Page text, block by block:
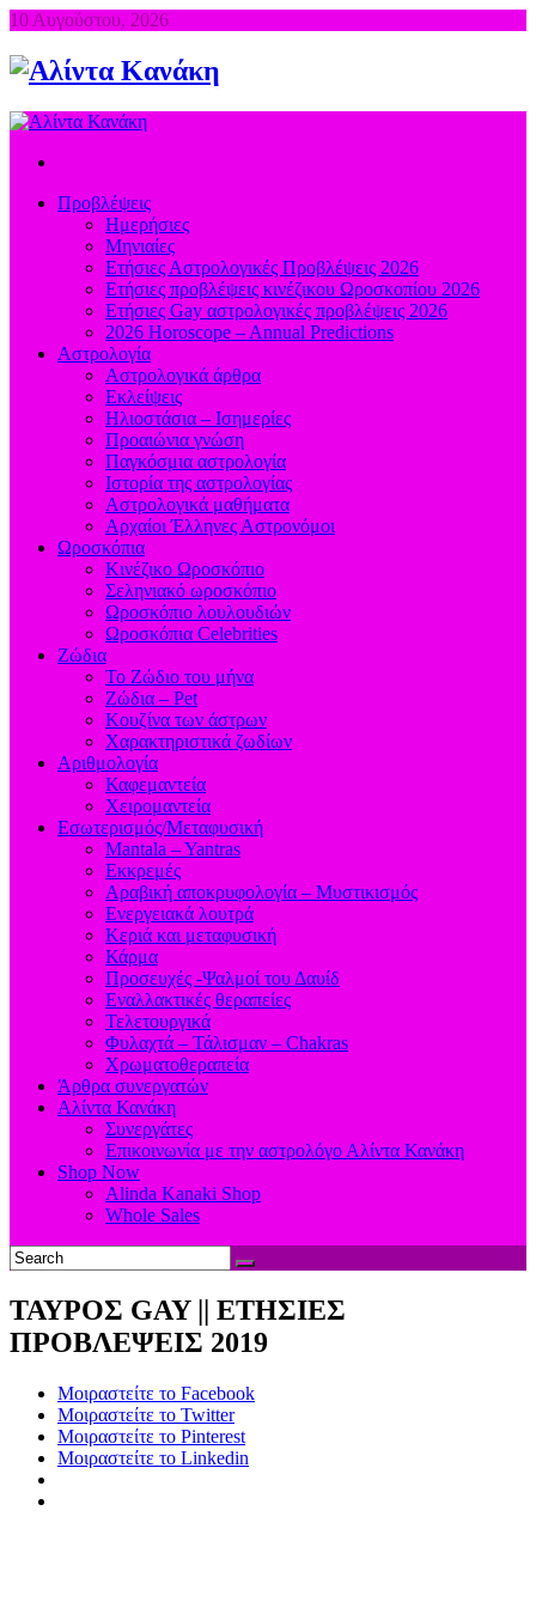
10 Αυγούστου, 2026
Προβλέψεις
Ημερήσιες
Μηνιαίες
Ετήσιες Αστρολογικές Προβλέψεις 2026
Ετήσιες προβλέψεις κινέζικου Ωροσκοπίου 2026
Ετήσιες Gay αστρολογικές προβλέψεις 2026
2026 Horoscope – Annual Predictions
Αστρολογία
Αστρολογικά άρθρα
Εκλείψεις
Ηλιοστάσια – Ισημερίες
Προαιώνια γνώση
Παγκόσμια αστρολογία
Ιστορία της αστρολογίας
Aστρολογικά μαθήματα
Aρχαίοι Έλληνες Αστρονόμοι
Ωροσκόπια
Κινέζικο Ωροσκόπιο
Σεληνιακό ωροσκόπιο
Ωροσκόπιο λουλουδιών
Ωροσκόπια Celebrities
Ζώδια
Το Ζώδιο του μήνα
Ζώδια – Pet
Κουζίνα των άστρων
Χαρακτηριστικά ζωδίων
Αριθμολογία
Καφεμαντεία
Χειρομαντεία
Εσωτερισμός/Μεταφυσική
Mantala – Yantras
Εκκρεμές
Αραβική αποκρυφολογία – Μυστικισμός
Ενεργειακά λουτρά
Κεριά και μεταφυσική
Κάρμα
Προσευχές -Ψαλμοί του Δαυίδ
Εναλλακτικές θεραπείες
Τελετουργικά
Φυλαχτά – Τάλισμαν – Chakras
Χρωματοθεραπεία
Άρθρα συνεργατών
Αλίντα Κανάκη
Συνεργάτες
Επικοινωνία με την αστρολόγο Αλίντα Κανάκη
Shop Now
Alinda Kanaki Shop
Whole Sales
ΤΑΥΡΟΣ GAY || ΕΤΗΣΙΕΣ
ΠΡΟΒΛΕΨΕΙΣ 2019
Μοιραστείτε το Facebook
Μοιραστείτε το Twitter
Μοιραστείτε το Pinterest
Μοιραστείτε το Linkedin